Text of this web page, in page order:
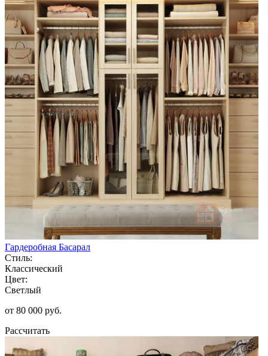
Гардеробная Басарал
Стиль:
Классический
Цвет:
Светлый
от 80 000 руб.
Рассчитать